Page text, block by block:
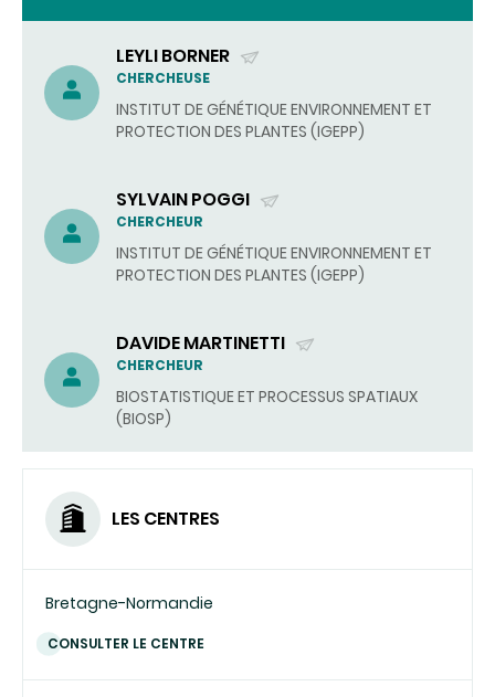
LEYLI BORNER
(ENVOYER
UN
COURRIEL)
CHERCHEUSE
INSTITUT DE GÉNÉTIQUE ENVIRONNEMENT ET
PROTECTION DES PLANTES (IGEPP)
SYLVAIN POGGI
(ENVOYER
UN
COURRIEL)
CHERCHEUR
INSTITUT DE GÉNÉTIQUE ENVIRONNEMENT ET
PROTECTION DES PLANTES (IGEPP)
DAVIDE MARTINETTI
(ENVOYER
UN
COURRIEL)
CHERCHEUR
BIOSTATISTIQUE ET PROCESSUS SPATIAUX
(BIOSP)
LES CENTRES
Bretagne-Normandie
CONSULTER LE CENTRE